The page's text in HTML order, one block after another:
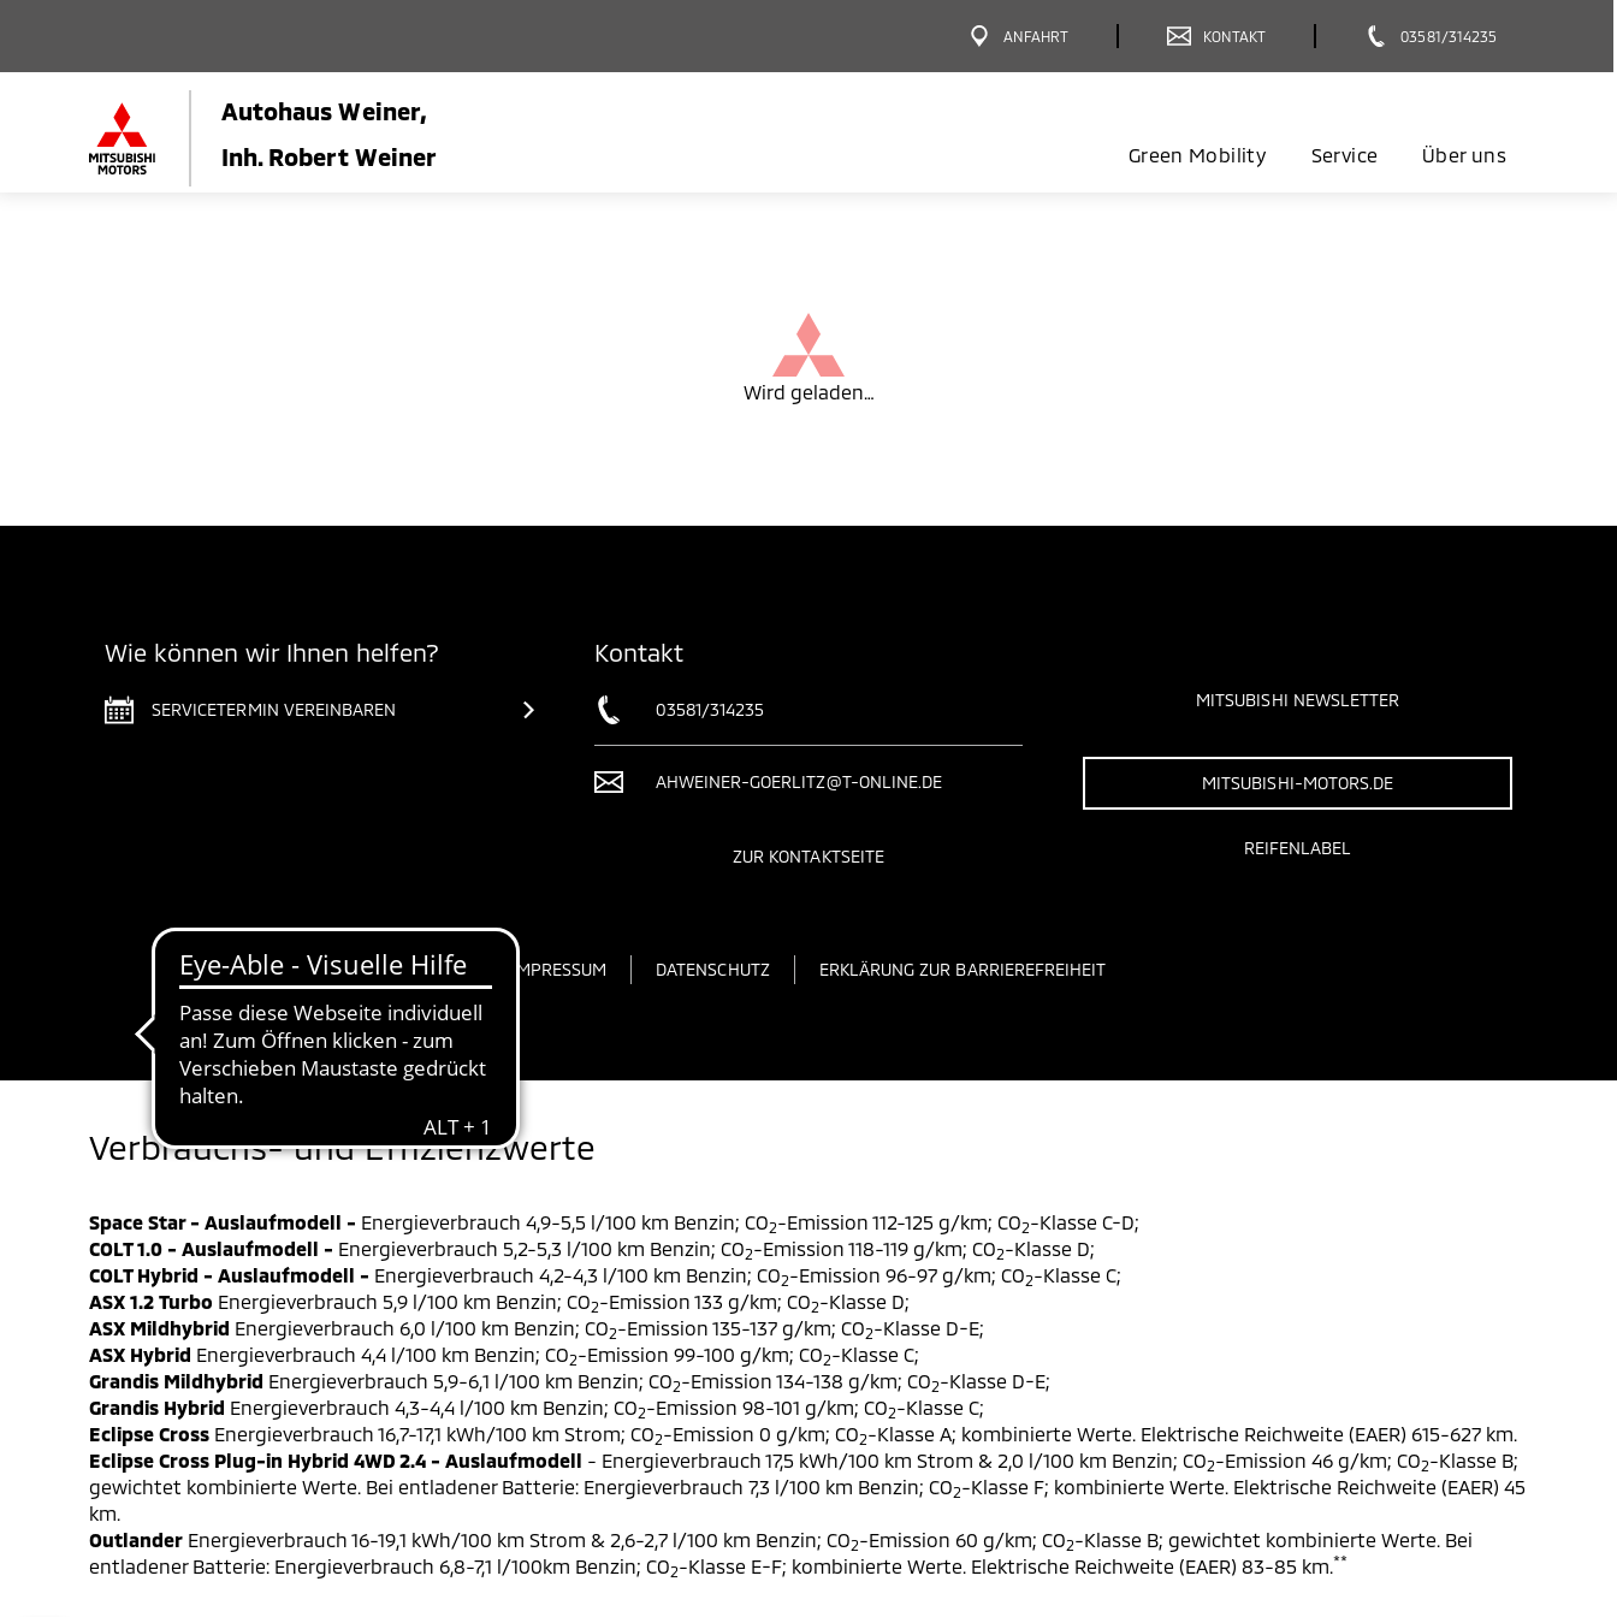
ANFAHRT KONTAKT 03581/314235
Autohaus Weiner,
Inh. Robert Weiner
Green Mobility Service Über uns
Wird geladen…
Wie können wir Ihnen helfen?
SERVICETERMIN VEREINBAREN
Kontakt
03581/314235
AHWEINER-GOERLITZ@T-ONLINE.DE
ZUR KONTAKTSEITE
MITSUBISHI NEWSLETTER
MITSUBISHI-MOTORS.DE
REIFENLABEL
IMPRESSUM DATENSCHUTZ ERKLÄRUNG ZUR BARRIEREFREIHEIT
Verbrauchs- und Effizienzwerte
Space Star - Auslaufmodell - Energieverbrauch 4,9-5,5 l/100 km Benzin; CO2-Emission 112-125 g/km; CO2-Klasse C-D;
COLT 1.0 - Auslaufmodell - Energieverbrauch 5,2-5,3 l/100 km Benzin; CO2-Emission 118-119 g/km; CO2-Klasse D;
COLT Hybrid - Auslaufmodell - Energieverbrauch 4,2-4,3 l/100 km Benzin; CO2-Emission 96-97 g/km; CO2-Klasse C;
ASX 1.2 Turbo Energieverbrauch 5,9 l/100 km Benzin; CO2-Emission 133 g/km; CO2-Klasse D;
ASX Mildhybrid Energieverbrauch 6,0 l/100 km Benzin; CO2-Emission 135-137 g/km; CO2-Klasse D-E;
ASX Hybrid Energieverbrauch 4,4 l/100 km Benzin; CO2-Emission 99-100 g/km; CO2-Klasse C;
Grandis Mildhybrid Energieverbrauch 5,9-6,1 l/100 km Benzin; CO2-Emission 134-138 g/km; CO2-Klasse D-E;
Grandis Hybrid Energieverbrauch 4,3-4,4 l/100 km Benzin; CO2-Emission 98-101 g/km; CO2-Klasse C;
Eclipse Cross Energieverbrauch 16,7-17,1 kWh/100 km Strom; CO2-Emission 0 g/km; CO2-Klasse A; kombinierte Werte. Elektrische Reichweite (EAER) 615-627 km.
Eclipse Cross Plug-in Hybrid 4WD 2.4 - Auslaufmodell - Energieverbrauch 17,5 kWh/100 km Strom & 2,0 l/100 km Benzin; CO2-Emission 46 g/km; CO2-Klasse B;
gewichtet kombinierte Werte. Bei entladener Batterie: Energieverbrauch 7,3 l/100 km Benzin; CO2-Klasse F; kombinierte Werte. Elektrische Reichweite (EAER) 45
km.
Outlander Energieverbrauch 16-19,1 kWh/100 km Strom & 2,6-2,7 l/100 km Benzin; CO2-Emission 60 g/km; CO2-Klasse B; gewichtet kombinierte Werte. Bei
entladener Batterie: Energieverbrauch 6,8-7,1 l/100km Benzin; CO2-Klasse E-F; kombinierte Werte. Elektrische Reichweite (EAER) 83-85 km.**